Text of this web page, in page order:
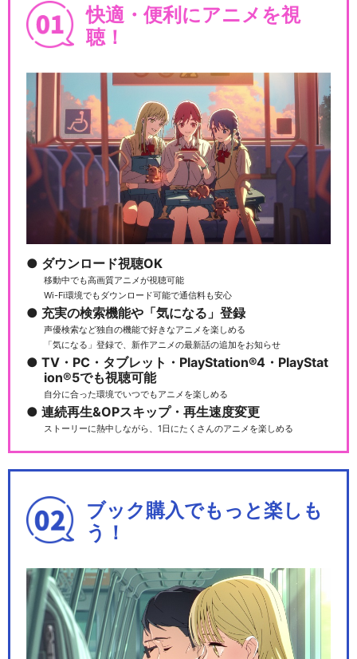
快適・便利にアニメを視
聴！
ダウンロード視聴OK
移動中でも高画質アニメが視聴可能
Wi-Fi環境でもダウンロード可能で通信料も安心
充実の検索機能や「気になる」登録
声優検索など独自の機能で好きなアニメを楽しめる
「気になる」登録で、新作アニメの最新話の追加をお知らせ
TV・PC・タブレット・PlayStation®4・PlayStat
ion®5でも視聴可能
自分に合った環境でいつでもアニメを楽しめる
連続再生&OPスキップ・再生速度変更
ストーリーに熱中しながら、1日にたくさんのアニメを楽しめる
ブック購入でもっと楽しも
う！